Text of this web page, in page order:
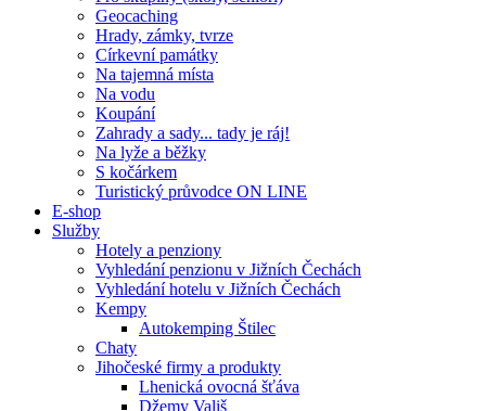
Geocaching
Hrady, zámky, tvrze
Církevní památky
Na tajemná místa
Na vodu
Koupání
Zahrady a sady... tady je ráj!
Na lyže a běžky
S kočárkem
Turistický průvodce ON LINE
E-shop
Služby
Hotely a penziony
Vyhledání penzionu v Jižních Čechách
Vyhledání hotelu v Jižních Čechách
Kempy
Autokemping Štilec
Chaty
Jihočeské firmy a produkty
Lhenická ovocná šťáva
Džemy Vališ